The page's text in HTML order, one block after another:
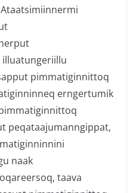
illuatungeriillu
pimmatiginnittoq
erngertumik
peqataajumanngippat,
naak
taava